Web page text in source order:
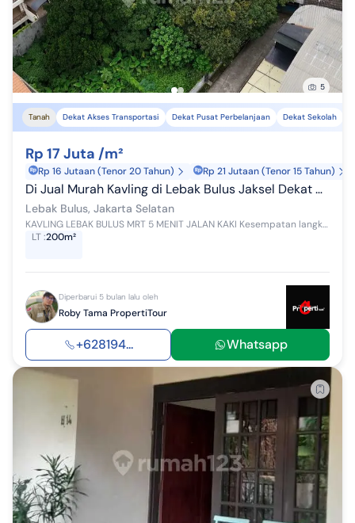
5
Tanah Dekat Akses Transportasi Dekat Pusat Perbelanjaan Dekat Sekolah
Rp 17 Juta /m²
Rp 16 Jutaan (Tenor 20 Tahun) Rp 21 Jutaan (Tenor 15 Tahun)
Di Jual Murah Kavling di Lebak Bulus Jaksel Dekat MRT Lebak Bulus
Lebak Bulus, Jakarta Selatan
KAVLING LEBAK BULUS MRT 5 MENIT JALAN KAKI Kesempatan langka memiliki tanah di area premium Lebak Bulus, sangat dekat MRT. Kavling Siap Bangun Coc...
LT:200m²
Diperbarui 5 bulan lalu oleh
Roby Tama PropertiTour
+628194... Whatsapp